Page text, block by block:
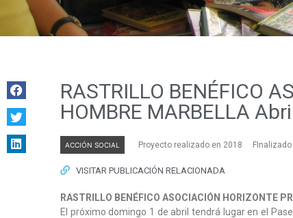
RASTRILLO BENÉFICO
HOMBRE MARBELLA
ACCIÓN SOCIAL Proyecto realizado en 2018
VISITAR PUBLICACIÓN RELACIONADA
RASTRILLO BENÉFICO ASOCIACIÓN HORIZONTE
El próximo domingo 1 de abril tendrá lugar en el